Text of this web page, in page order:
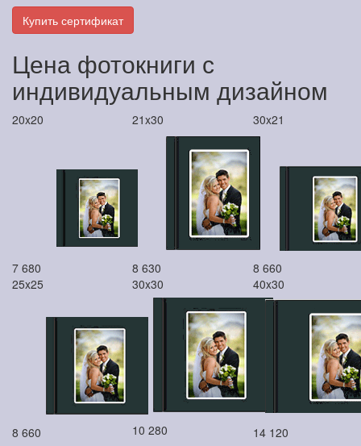
Купить сертификат
Цена фотокниги с
индивидуальным дизайном
20x20
7 680
21x30
8 630
30x21
8 660
25x25
8 660
30x30
10 280
40x30
14 120